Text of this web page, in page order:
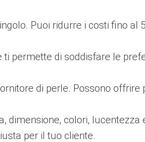
Puoi ridurre i costi fino al
permette di soddisfare le
di perle. Possono offrire
dimensione, colori, lucentezza
per il tuo cliente.